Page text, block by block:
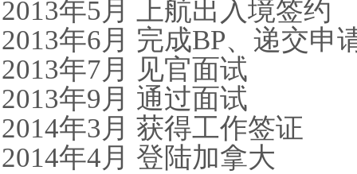
2013年5 月 上航出入境签约
2013年6月 完成BP、递交申
2013年7月
见官面试
2013年9 月 通过面试
2014年3 月 获得工作签证
2014年4月 登陆加拿大